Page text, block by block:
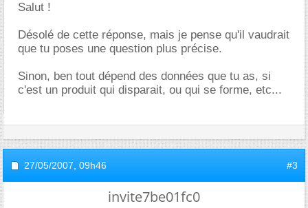
Salut !
Désolé de cette réponse, mais je pense qu'il vaudrait
que tu poses une question plus précise.
Sinon, ben tout dépend des données que tu as, si
c'est un produit qui disparait, ou qui se forme, etc...
27/05/2007, 09h46 #3
invite7be01fc0